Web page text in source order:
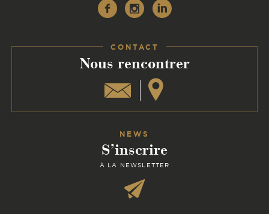
CONTACT
Nous rencontrer
NEWS
S’inscrire
À LA NEWSLETTER